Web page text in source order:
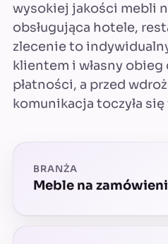
wysokiej jakości mebli
obsługująca hotele,
zlecenie to
klientem i własny
płatności, a przed
komunikacja toczyła
BRANŻA
Meble na